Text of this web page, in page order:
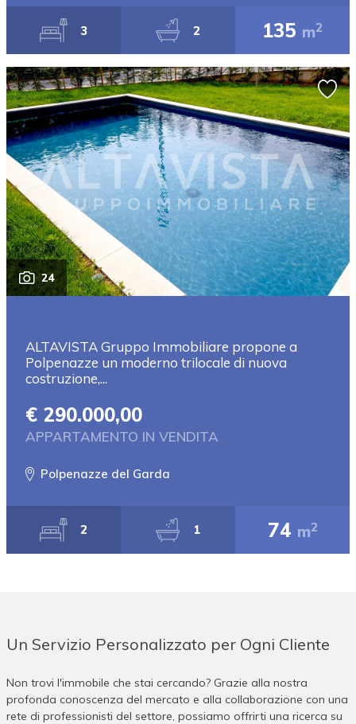
3 2 135 m2
24
ALTAVISTA Gruppo Immobiliare propone a
Polpenazze un moderno trilocale di nuova
costruzione,...
€ 290.000,00
APPARTAMENTO IN VENDITA
Polpenazze del Garda
2 1 74 m2
Un Servizio Personalizzato per Ogni Cliente
Non trovi l'immobile che stai cercando? Grazie alla nostra
profonda conoscenza del mercato e alla collaborazione con una
rete di professionisti del settore, possiamo offrirti una ricerca su